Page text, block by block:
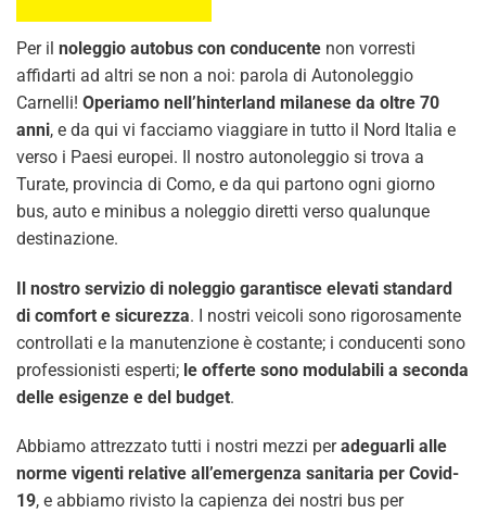
Per il noleggio autobus con conducente non vorresti
affidarti ad altri se non a noi: parola di Autonoleggio
Carnelli! Operiamo nell’hinterland milanese da oltre 70
anni, e da qui vi facciamo viaggiare in tutto il Nord Italia e
verso i Paesi europei. Il nostro autonoleggio si trova a
Turate, provincia di Como, e da qui partono ogni giorno
bus, auto e minibus a noleggio diretti verso qualunque
destinazione.
Il nostro servizio di noleggio garantisce elevati standard
di comfort e sicurezza. I nostri veicoli sono rigorosamente
controllati e la manutenzione è costante; i conducenti sono
professionisti esperti; le offerte sono modulabili a seconda
delle esigenze e del budget.
Abbiamo attrezzato tutti i nostri mezzi peradeguarli alle
norme vigenti relative all’emergenza sanitaria per Covid-
19, e abbiamo rivisto la capienza dei nostri bus per